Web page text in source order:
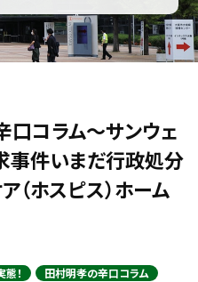
コラム～サンウェ
事件いまだ行政処分
（ホスピス）ホーム
！ 田村明孝の辛口コラム